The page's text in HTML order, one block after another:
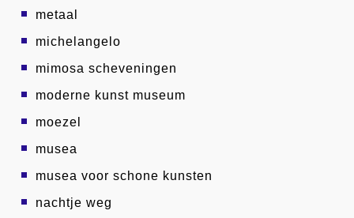
metaal
michelangelo
mimosa scheveningen
moderne kunst museum
moezel
musea
musea voor schone kunsten
nachtje weg